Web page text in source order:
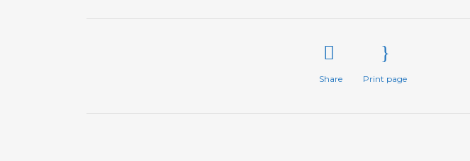
Share Print page